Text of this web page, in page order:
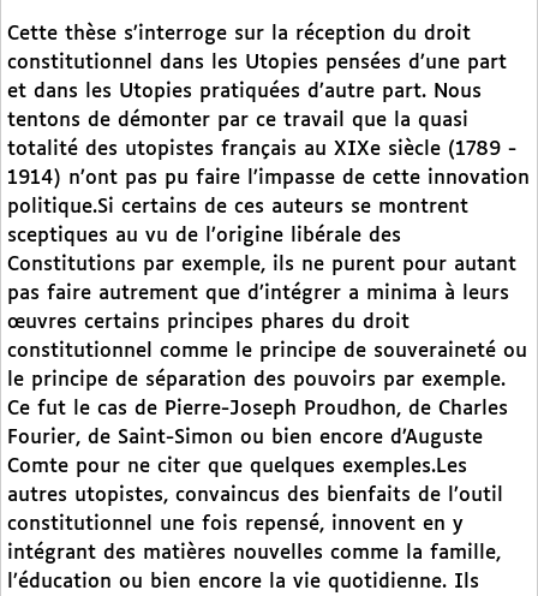
Cette thèse s’interroge sur la réception du droit
constitutionnel dans les Utopies pensées d’une part
et dans les Utopies pratiquées d’autre part. Nous
tentons de démonter par ce travail que la quasi
totalité des utopistes français au XIXe siècle (1789 -
1914) n’ont pas pu faire l’impasse de cette innovation
politique.Si certains de ces auteurs se montrent
sceptiques au vu de l’origine libérale des
Constitutions par exemple, ils ne purent pour autant
pas faire autrement que d’intégrer a minima à leurs
œuvres certains principes phares du droit
constitutionnel comme le principe de souveraineté ou
le principe de séparation des pouvoirs par exemple.
Ce fut le cas de Pierre-Joseph Proudhon, de Charles
Fourier, de Saint-Simon ou bien encore d’Auguste
Comte pour ne citer que quelques exemples.Les
autres utopistes, convaincus des bienfaits de l’outil
constitutionnel une fois repensé, innovent en y
intégrant des matières nouvelles comme la famille,
l’éducation ou bien encore la vie quotidienne. Ils